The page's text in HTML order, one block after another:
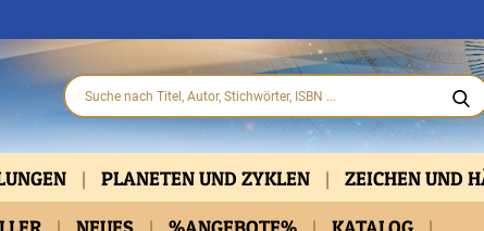
PLANETEN UND ZYKLEN ZEICHEN UND